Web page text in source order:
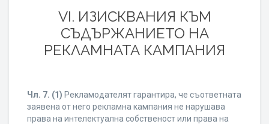
VI. ИЗИСКВАНИЯ КЪМ
СЪДЪРЖАНИЕТО НА
РЕКЛАМНАТА КАМПАНИЯ
Чл. 7. (1) Рекламодателят гарантира, че съответната
заявена от него рекламна кампания не нарушава
права на интелектуална собственост или права на